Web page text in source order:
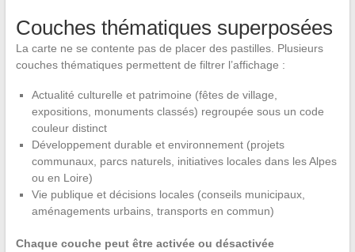
Couches thématiques superposées
La carte ne se contente pas de placer des pastilles. Plusieurs
couches thématiques permettent de filtrer l’affichage :
Actualité culturelle et patrimoine (fêtes de village,
expositions, monuments classés) regroupée sous un code
couleur distinct
Développement durable et environnement (projets
communaux, parcs naturels, initiatives locales dans les Alpes
ou en Loire)
Vie publique et décisions locales (conseils municipaux,
aménagements urbains, transports en commun)
Chaque couche peut être activée ou désactivée